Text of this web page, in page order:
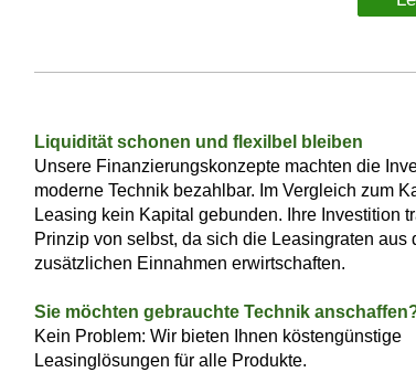
Liquidität schonen und flexilbel bleiben
Unsere Finanzierungskonzepte machten die
moderne Technik bezahlbar. Im Vergleich zum
Leasing kein Kapital gebunden. Ihre Investition
Prinzip von selbst, da sich die Leasingraten aus
zusätzlichen Einnahmen erwirtschaften.
Sie möchten gebrauchte Technik
Kein Problem: Wir bieten Ihnen köstengünstige
Leasinglösungen für alle Produkte.